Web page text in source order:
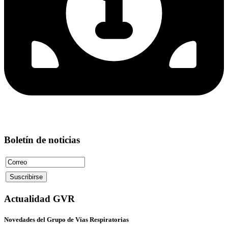
Boletín de noticias
Actualidad GVR
Novedades del Grupo de Vías Respiratorias